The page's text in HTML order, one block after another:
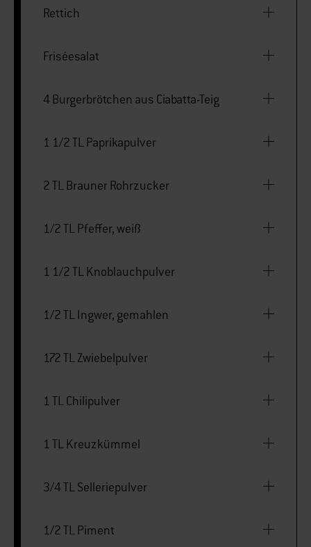
Rettich
Friséesalat
4 Burgerbrötchen aus Ciabatta-Teig
1 1/2 TL Paprikapulver
2 TL Brauner Rohrzucker
1/2 TL Pfeffer, weiß
1 1/2 TL Knoblauchpulver
1/2 TL Ingwer, gemahlen
172 TL Zwiebelpulver
1 TL Chilipulver
1 TL Kreuzkümmel
3/4 TL Selleriepulver
1/2 TL Piment